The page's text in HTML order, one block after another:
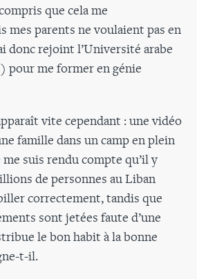
que cela me
mes parents ne voulaient pas en
donc rejoint l’Université arabe
pour me former en génie
vite cependant : une vidéo
famille dans un camp en plein
suis rendu compte qu’il y
de personnes au Liban
correctement, tandis que
sont jetées faute d’une
le bon habit à la bonne
t-il.